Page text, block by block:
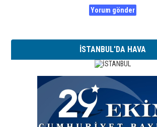
İSTANBUL'DA HAVA